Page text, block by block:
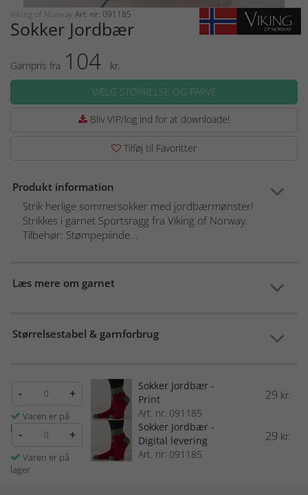
Viking of Norway Art. nr: 091185
Sokker Jordbær
Garnpris fra 104
kr.
VÆLG STØRRELSE OG FARVE
Bliv VIP/log ind for at downloade!
Tilføj til Favoritter
Produkt information
Strik herlige sommersokker med jordbærmønster!
Strikkes i garnet Sportsragg fra Viking of Norway.
Tilbehør: Stømpepiinde...
Læs mere om garnet
Størrelsestabel & garnforbrug
- +
Varen er på
lager
Sokker Jordbær -
Print
Art. nr: 091185
29 kr.
- +
Varen er på
lager
Sokker Jordbær -
Digital levering
Art. nr: 091185
29 kr.